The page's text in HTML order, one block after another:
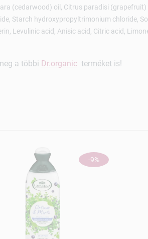
(cedarwood) oil, Citrus paradisi
Starch hydroxypropyltrimonium chloride,
Levulinic acid, Anisic acid, Citric acid,
a többi Dr.organic terméket is!
-9%